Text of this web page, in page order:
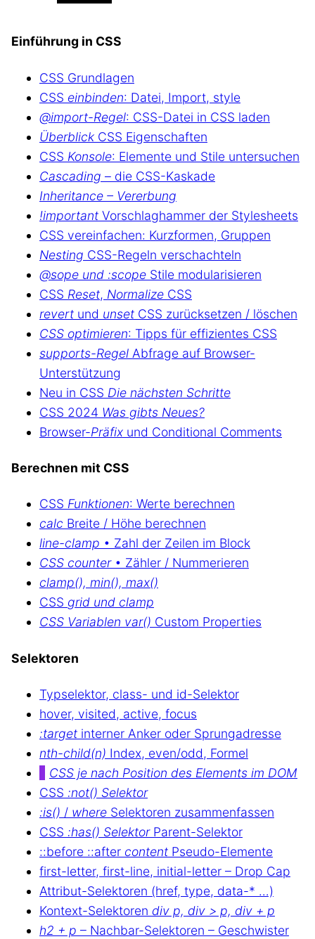
Einführung in CSS
CSS Grundlagen
CSS einbinden: Datei, Import, style
@import-Regel: CSS-Datei in CSS laden
Überblick CSS Eigenschaften
CSS Konsole: Elemente und Stile untersuchen
Cascading – die CSS-Kaskade
Inheritance – Vererbung
!important Vorschlaghammer der Stylesheets
CSS vereinfachen: Kurzformen, Gruppen
Nesting CSS-Regeln verschachteln
@sope und :scope Stile modularisieren
CSS Reset, Normalize CSS
revert und unset CSS zurücksetzen / löschen
CSS optimieren: Tipps für effizientes CSS
supports-Regel Abfrage auf Browser-
Unterstützung
Neu in CSS Die nächsten Schritte
CSS 2024 Was gibts Neues?
Browser-Präfix und Conditional Comments
Berechnen mit CSS
CSS Funktionen: Werte berechnen
calc Breite / Höhe berechnen
line-clamp • Zahl der Zeilen im Block
CSS counter• Zähler / Nummerieren
clamp(), min(), max()
CSS grid und clamp
CSS Variablen var() Custom Properties
Selektoren
Typselektor, class- und id-Selektor
hover, visited, active, focus
:target interner Anker oder Sprungadresse
nth-child(n) Index, even/odd, Formel
CSS je nach Position des Elements im DOM
CSS :not() Selektor
:is() / where Selektoren zusammenfassen
CSS :has() SelektorParent-Selektor
::before ::after content Pseudo-Elemente
first-letter, first-line, initial-letter – Drop Cap
Attribut-Selektoren (href, type, data-* …)
Kontext-Selektoren div p, div > p, div + p
h2 + p – Nachbar-Selektoren – Geschwister